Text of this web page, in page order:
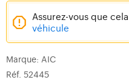
Assurez-vous que
véhicule
Marque: AIC
Réf. 52445